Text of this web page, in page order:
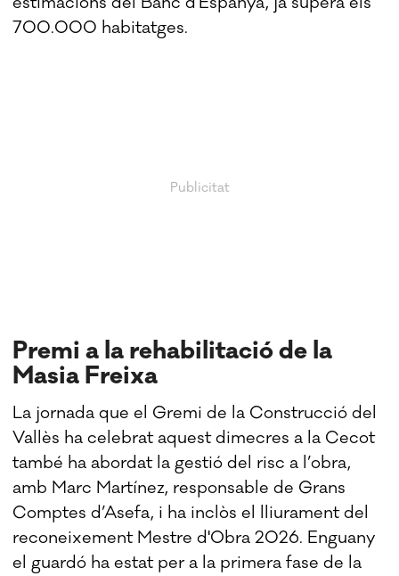
700.000 habitatges.
Premi a la rehabilitació de la
Masia Freixa
La jornada que el Gremi de la Construcció del
Vallès ha celebrat aquest dimecres a la Cecot
també ha abordat la gestió del risc a l’obra,
amb Marc Martínez, responsable de Grans
Comptes d’Asefa, i ha inclòs el lliurament del
reconeixement Mestre d'Obra 2026. Enguany
el guardó ha estat per a la primera fase de la